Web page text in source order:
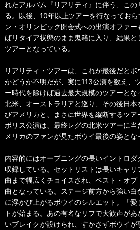
れたアルバム『リアリティ』に伴う、この
る。以後、10年以上ツアーを行なってお
ン・オリンピック開会式への出演オファ
ばリタイア状態のまま鬼籍に入り、結果
ツアーとなっている。
リアリティ・ツアーは、これが最後だと
かどうか不明だが、実に113公演を数え、
ー時代を除けば過去最大規模のツアーとな
北米、オーストラリアと巡り、その後日
びアメリカと、まさに世界を縦断するツア
ポリス公演は、最終レグの北米ツアーに当
メリカのファンが見たボウイ最後の姿とな
内容的にはオープニングの長いイントロ
収録している。セットリストは長いキャ
曲まで幅広くチョイスされ、ベスト・オブ
曲となっている。ステージ前方から強い白
に浮かび上がるボウイのシルエット。「愛
トが始まる。あの有名なリフで大歓声が
いブレイクが設けられ、すかさずボウイ